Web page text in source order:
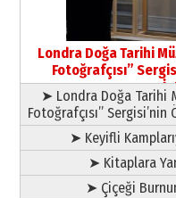
Yusuf POLAT
yazar
11 Mayıs 2026
Londra Doğa Tarihi
Fotoğrafçısı”
➤ Londra Doğa Tarihi
Fotoğrafçısı” Sergisi’nin
➤ Keyifli
➤ Kitaplara
➤ Çiçeği